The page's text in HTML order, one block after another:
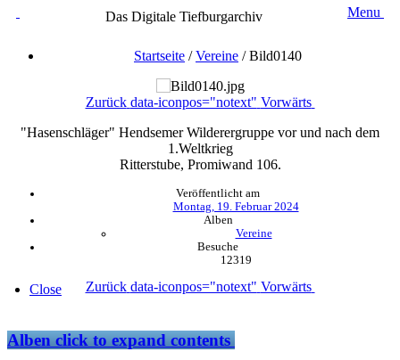
Das Digitale Tiefburgarchiv Menu
Startseite /Vereine /Bild0140
Zurück data-iconpos="notext" Vorwärts
"Hasenschläger" Hendsemer Wilderergruppe vor und nach dem
1.Weltkrieg
Ritterstube, Promiwand 106.
Veröffentlicht am
Montag, 19. Februar 2024
Alben
Vereine
Besuche
12319
Zurück data-iconpos="notext" Vorwärts
Close
Albenclick to expand contents